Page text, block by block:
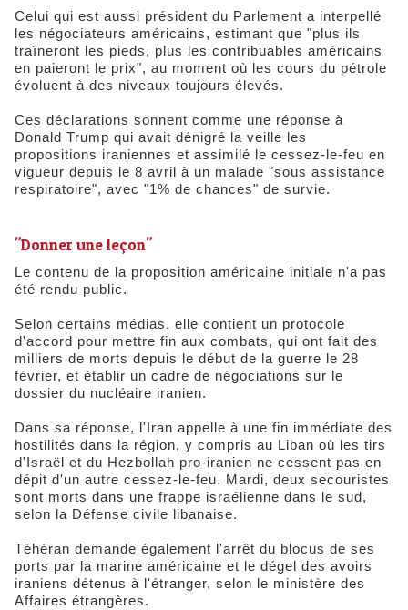
Celui qui est aussi président du Parlement a interpellé
les négociateurs américains, estimant que "plus ils
traîneront les pieds, plus les contribuables américains
en paieront le prix", au moment où les cours du pétrole
évoluent à des niveaux toujours élevés.
Ces déclarations sonnent comme une réponse à
Donald Trump qui avait dénigré la veille les
propositions iraniennes et assimilé le cessez-le-feu en
vigueur depuis le 8 avril à un malade "sous assistance
respiratoire", avec "1% de chances" de survie.
"Donner une leçon"
Le contenu de la proposition américaine initiale n'a pas
été rendu public.
Selon certains médias, elle contient un protocole
d'accord pour mettre fin aux combats, qui ont fait des
milliers de morts depuis le début de la guerre le 28
février, et établir un cadre de négociations sur le
dossier du nucléaire iranien.
Dans sa réponse, l'Iran appelle à une fin immédiate des
hostilités dans la région, y compris au Liban où les tirs
d'Israël et du Hezbollah pro-iranien ne cessent pas en
dépit d'un autre cessez-le-feu. Mardi, deux secouristes
sont morts dans une frappe israélienne dans le sud,
selon la Défense civile libanaise.
Téhéran demande également l'arrêt du blocus de ses
ports par la marine américaine et le dégel des avoirs
iraniens détenus à l'étranger, selon le ministère des
Affaires étrangères.